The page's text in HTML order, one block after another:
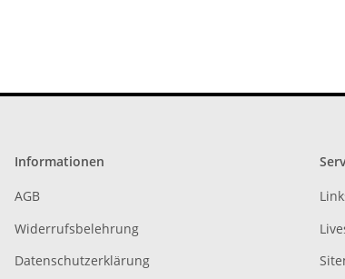
Informationen
AGB
Widerrufsbelehrung
Datenschutzerklärung